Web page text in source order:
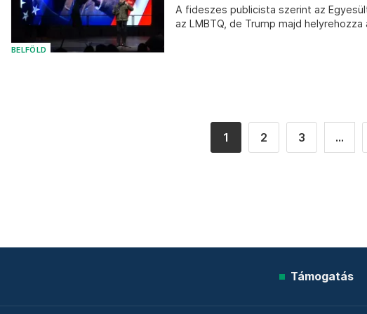
BELFÖLD
A fideszes publicista szerint az
az LMBTQ, de Trump majd
1 2 3 ...
Támogatás